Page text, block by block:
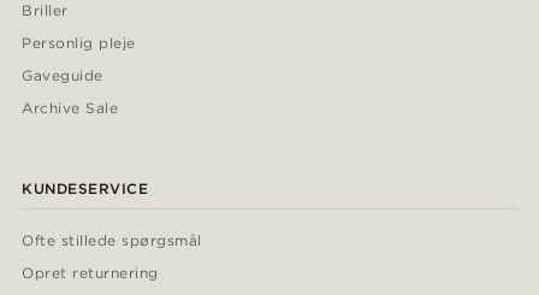
Briller
Personlig pleje
Gaveguide
Archive Sale
KUNDESERVICE
Ofte stillede spørgsmål
Opret returnering